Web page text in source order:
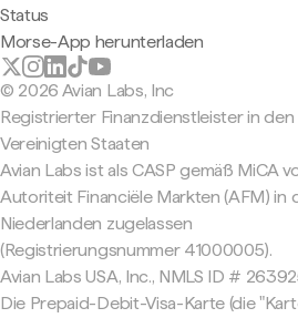
Status
Morse-App herunterladen
© 2026 Avian Labs, Inc
Registrierter Finanzdienstleister in den
Vereinigten Staaten
Avian Labs ist als CASP gemäß MiCA
Autoriteit Financiële Markten (AFM) in
Niederlanden zugelassen
(Registrierungsnummer 41000005).
Avian Labs USA, Inc., NMLS ID #
Die Prepaid-Debit-Visa-Karte (die